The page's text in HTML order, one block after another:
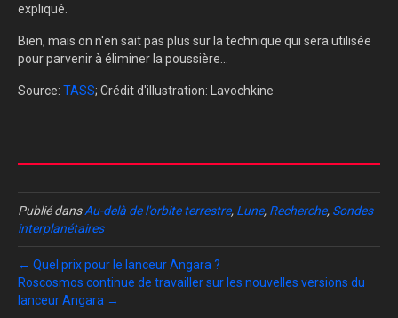
expliqué.
Bien, mais on n'en sait pas plus sur la technique qui sera utilisée
pour parvenir à éliminer la poussière...
Source: TASS; Crédit d'illustration: Lavochkine
Publié dansAu-delà de l'orbite terrestre, Lune, Recherche, Sondes
interplanétaires
← Quel prix pour le lanceur Angara ?
Roscosmos continue de travailler sur les nouvelles versions du
lanceur Angara →